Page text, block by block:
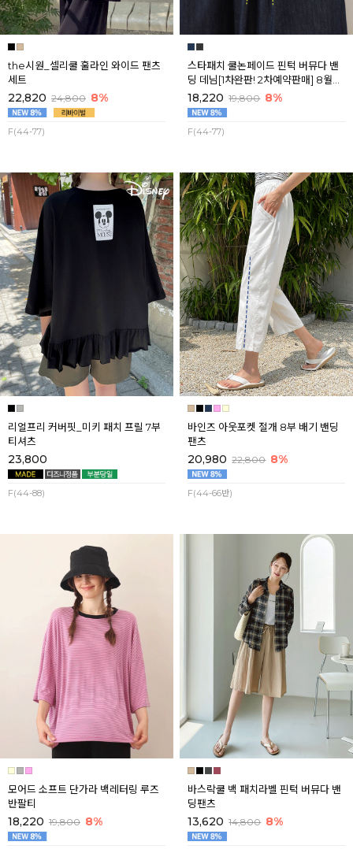
the시원_셀리쿨 훌라인 와이드 팬츠
세트
22,820 24,800 8%
F(44-77)
스타패치 쿨논페이드 핀턱 버뮤다 밴
딩 데님[1차완판! 2차예약판매] 8월셋
째주 순차배송
18,220 19,800 8%
F(44-77)
리얼프리 커버핏_미키 패치 프릴 7부
티셔츠
23,800
F(44-88)
바인즈 아웃포켓 절개 8부 배기 밴딩
팬츠
20,980 22,800 8%
F(44-66반)
모어드 소프트 단가라 백레터링 루즈
반팔티
18,220 19,800 8%
바스락쿨 백 패치라벨 핀턱 버뮤다 밴
딩팬츠
13,620 14,800 8%